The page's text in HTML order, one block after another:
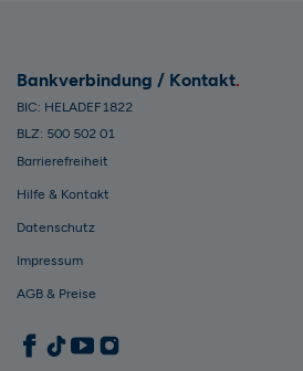
Bankverbindung / Kontakt
BIC: HELADEF1822
BLZ: 500 502 01
Barrierefreiheit
Hilfe & Kontakt
Datenschutz
Impressum
AGB & Preise
1822direkt auf Facebook
1822direkt auf TikTok
1822direkt auf YouTube
1822direkt auf Instagram